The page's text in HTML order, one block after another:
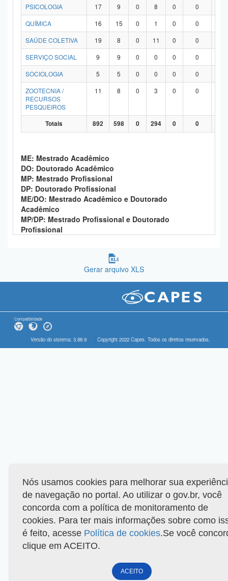
PSICOLOGIA 17 9 0 8 0 0
QUÍMICA
16 15 0 1 0 0
SAÚDE COLETIVA
19 8 0 11 0 0
SERVIÇO SOCIAL
9 9 0 0 0 0
SOCIOLOGIA
5 5 0 0 0 0
ZOOTECNIA /
RECURSOS
PESQUEIROS
11 8 0 3 0 0
Totais 892 598 0 294 0 0
ME: Mestrado Acadêmico
DO: Doutorado Acadêmico
MP: Mestrado Profissional
DP: Doutorado Profissional
ME/DO: Mestrado Acadêmico e Doutorado
Acadêmico
MP/DP: Mestrado Profissional e Doutorado
Profissional
Gerar arquivo XLS
Compatibilidade
Versão do sistema: 3.88.9 Copyright 2022 Capes. Todos os direitos reservados.
Nós usamos cookies para melhorar sua
de navegação no portal. Ao utilizar o gov.br, você
concorda com a política de monitoramento de
cookies. Para ter mais informações sobre como
é feito, acesse Política de cookies.Se você
clique em ACEITO.
ACEITO